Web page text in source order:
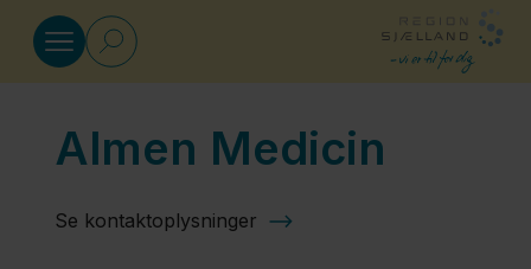
Specialer
Almen
Almen Medicin
Se kontaktoplysninger